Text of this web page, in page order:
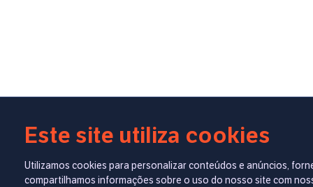
Este site utiliza cookies
Utilizamos cookies para personalizar conteúdos e anúncios,
compartilhamos informações sobre o uso do nosso site com